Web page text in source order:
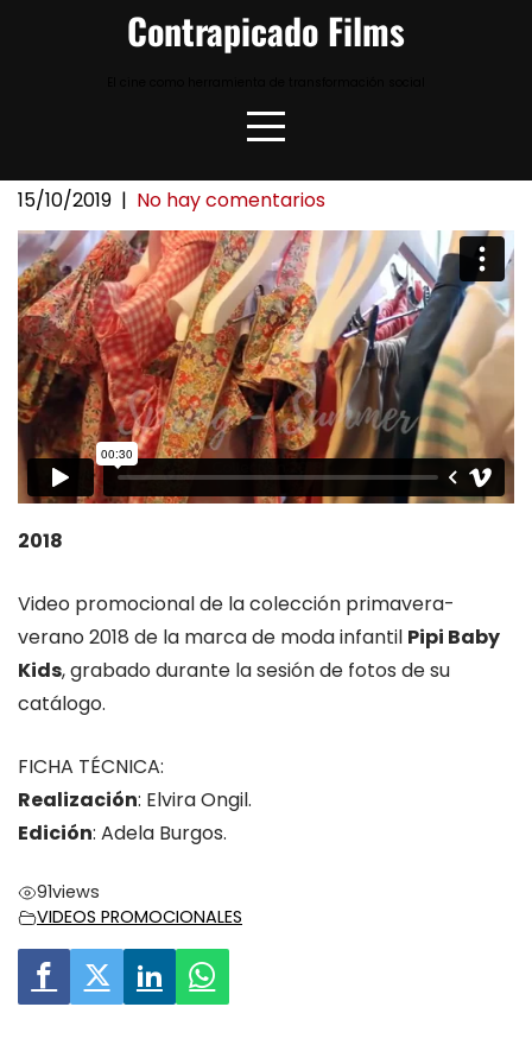
Contrapicado Films
15/10/2019 | No hay comentarios
2018
Video promocional de la colección primavera-
verano 2018 de la marca de moda infantil Pipi Baby
Kids, grabado durante la sesión de fotos de su
catálogo.
FICHA TÉCNICA:
Realización: Elvira Ongil.
Edición: Adela Burgos.
91views
VIDEOS PROMOCIONALES